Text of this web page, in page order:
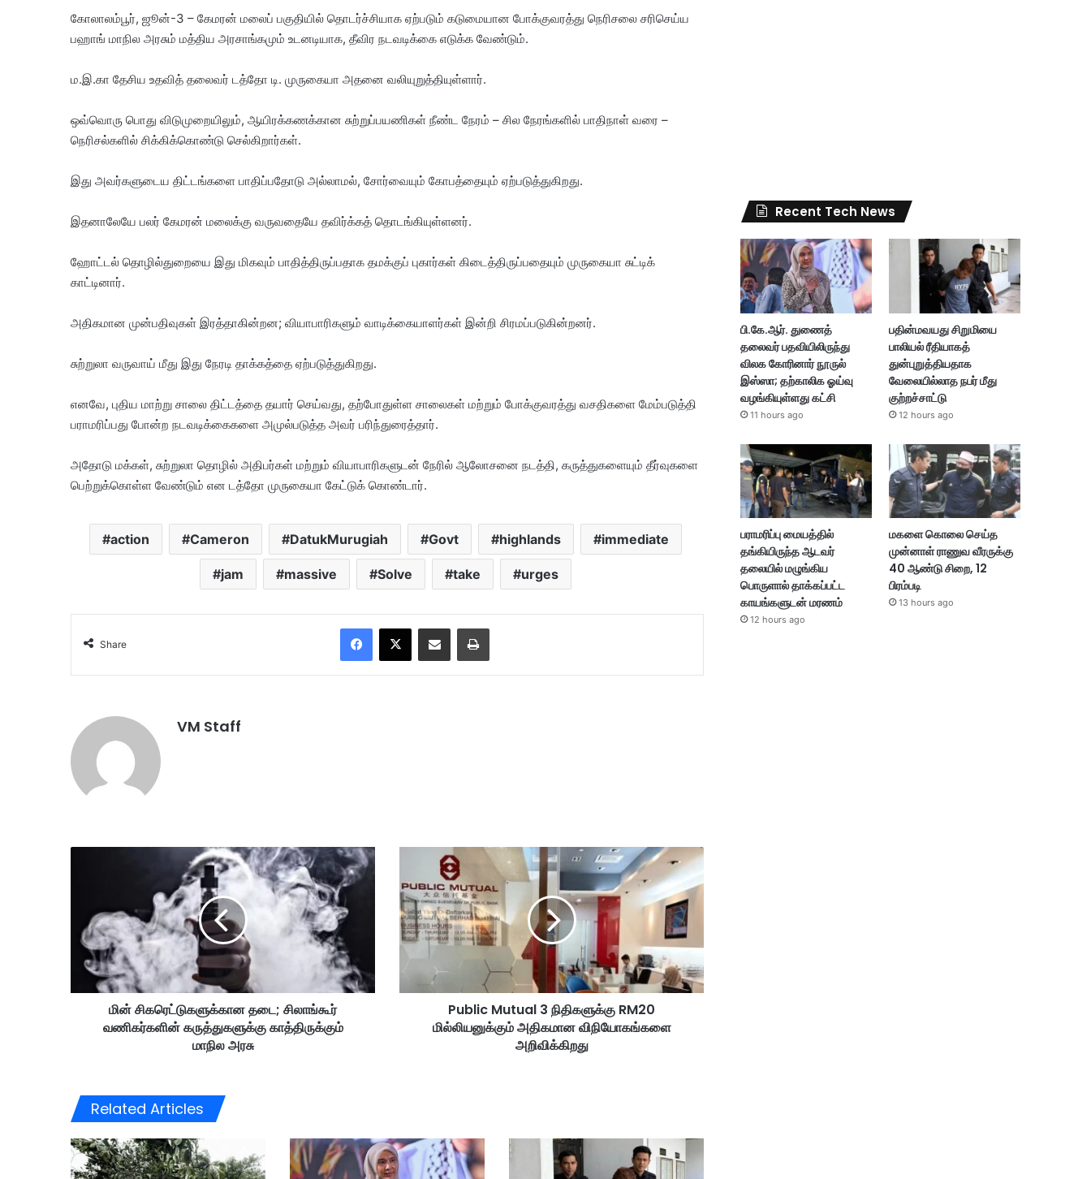
கோலாலம்பூர், ஜூன்-3 – கேமரன் மலைப் பகுதியில் தொடர்ச்சியாக ஏற்படும் கடுமையான போக்குவரத்து நெரிசலை சரிசெய்ய
பஹாங் மாநில அரசும் மத்திய அரசாங்கமும் உடனடியாக, தீவிர நடவடிக்கை எடுக்க வேண்டும்.
ம.இ.கா தேசிய உதவித் தலைவர் டத்தோ டி. முருகையா அதனை வலியுறுத்தியுள்ளார்.
ஒவ்வொரு பொது விடுமுறையிலும், ஆயிரக்கணக்கான சுற்றுப்பயணிகள் நீண்ட நேரம் – சில நேரங்களில் பாதிநாள் வரை –
நெரிசல்களில் சிக்கிக்கொண்டு செல்கிறார்கள்.
இது அவர்களுடைய திட்டங்களை பாதிப்பதோடு அல்லாமல், சோர்வையும் கோபத்தையும் ஏற்படுத்துகிறது.
இதனாலேயே பலர் கேமரன் மலைக்கு வருவதையே தவிர்க்கத் தொடங்கியுள்ளனர்.
ஹோட்டல் தொழில்துறையை இது மிகவும் பாதித்திருப்பதாக தமக்குப் புகார்கள் கிடைத்திருப்பதையும் முருகையா சுட்டிக்
காட்டினார்.
அதிகமான முன்பதிவுகள் இரத்தாகின்றன; வியாபாரிகளும் வாடிக்கையாளர்கள் இன்றி சிரமப்படுகின்றனர்.
சுற்றுலா வருவாய் மீது இது நேரடி தாக்கத்தை ஏற்படுத்துகிறது.
எனவே, புதிய மாற்று சாலை திட்டத்தை தயார் செய்வது, தற்போதுள்ள சாலைகள் மற்றும் போக்குவரத்து வசதிகளை மேம்படுத்தி
பராமரிப்பது போன்ற நடவடிக்கைகளை அமுல்படுத்த அவர் பரிந்துரைத்தார்.
அதோடு மக்கள், சுற்றுலா தொழில் அதிபர்கள் மற்றும் வியாபாரிகளுடன் நேரில் ஆலோசனை நடத்தி, கருத்துகளையும் தீர்வுகளை
பெற்றுக்கொள்ள வேண்டும் என டத்தோ முருகையா கேட்டுக் கொண்டார்.
action Cameron DatukMurugiah Govt highlands immediate
jam massive Solve take urges
Share
VM Staff
ளு
சி
ங்
கூ
மின் சிகரெட்டுகளுக்கான தடை; சிலாங்கூர்
வணிகர்களின் கருத்துகளுக்கு காத்திருக்கும்
மாநில அரசு
b
l
i
c
t
க்
கு
Public Mutual 3 நிதிகளுக்கு RM20
மில்லியனுக்கும் அதிகமான விநியோகங்களை
அறிவிக்கிறது
Related Articles
Recent Tech News
பி.கே.ஆர். துணைத்
தலைவர் பதவியிலிருந்து
விலக கோரினார் நூருல்
இஸ்ஸா; தற்காலிக ஓய்வு
வழங்கியுள்ளது கட்சி
11 hours ago
பதின்மவயது சிறுமியை
பாலியல் ரீதியாகத்
துன்புறுத்தியதாக
வேலையில்லாத நபர் மீது
குற்றச்சாட்டு
12 hours ago
பராமரிப்பு மையத்தில்
தங்கியிருந்த ஆடவர்
தலையில் மழுங்கிய
பொருளால் தாக்கப்பட்ட
காயங்களுடன் மரணம்
12 hours ago
மகளை கொலை செய்த
முன்னாள் ராணுவ வீரருக்கு
40 ஆண்டு சிறை, 12
பிரம்படி
13 hours ago